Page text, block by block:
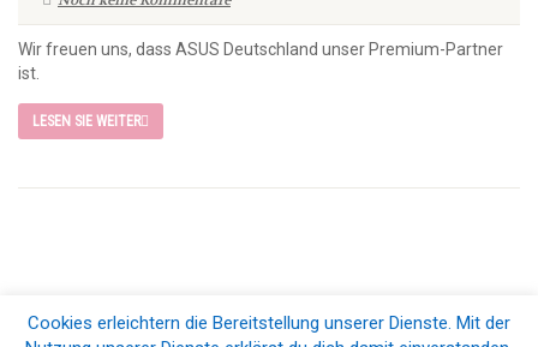
Wir freuen uns, dass ASUS Deutschland unser Premium-Partner
ist.
LESEN SIE WEITER
© 2026 Blogfamilia e.V.. All Rights Reserved |Impressum & Datenschutz
Cookies erleichtern die Bereitstellung unserer Dienste. Mit der